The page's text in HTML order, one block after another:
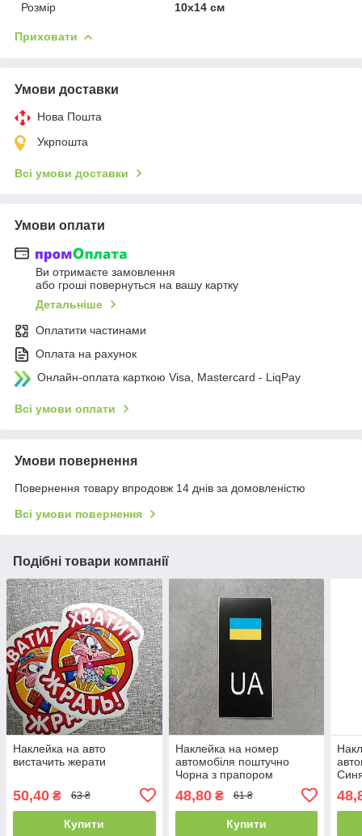
Розмір 10х14 см
Приховати
Умови доставки
Нова Пошта
Укрпошта
Всі умови доставки
Умови оплати
Ви отримаєте замовлення
або гроші повернуться на вашу картку
Детальніше
Оплатити частинами
Оплата на рахунок
Онлайн-оплата карткою Visa, Mastercard - LiqPay
Всі умови оплати
Умови повернення
Повернення товару впродовж 14 днів за домовленістю
Всі умови повернення
Подібні товари компанії
Наклейка на авто
вистачить жерати
50,40 ₴ 63 ₴
Купити
Наклейка на номер
автомобіля поштучно
Чорна з прапором
48,80₴ 61 ₴
Купити